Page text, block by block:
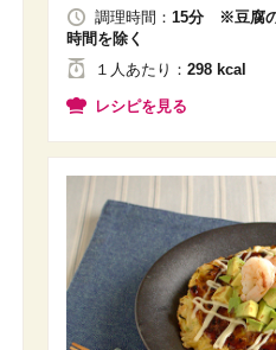
調理時間： 15分 ※豆腐の
時間を除く
１人 あたり ： 298 kcal
レシピを見る